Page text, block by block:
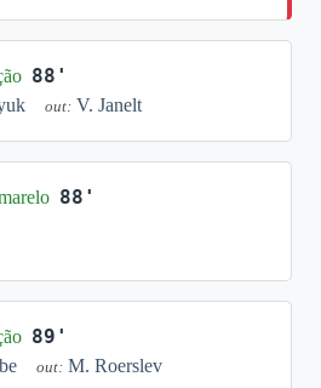
88'
out: V. Janelt
88'
89'
out: M. Roerslev